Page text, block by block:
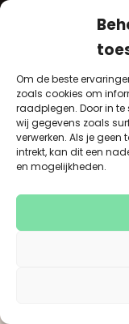
Om de beste
zoals cookies om
raadplegen. Door in
wij gegevens zoals
verwerken. Als je
intrekt, kan dit een
en mogelijkheden.
Wij geloven in
Ongeacht
wonen we in
we
Anders